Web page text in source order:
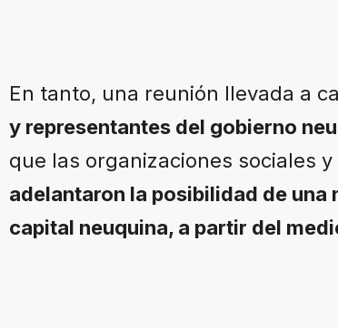
En tanto, una reunión llevada a
y representantes del gobierno
que las organizaciones sociales
adelantaron la posibilidad de una
capital neuquina, a partir del